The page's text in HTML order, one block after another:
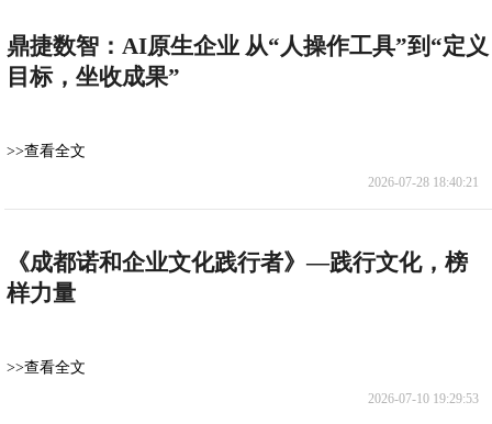
鼎捷数智：AI原生企业 从“人操作工具”到“定义
目标，坐收成果”
>>查看全文
2026-07-28 18:40:21
《成都诺和企业文化践行者》—践行文化，榜
样力量
>>查看全文
2026-07-10 19:29:53